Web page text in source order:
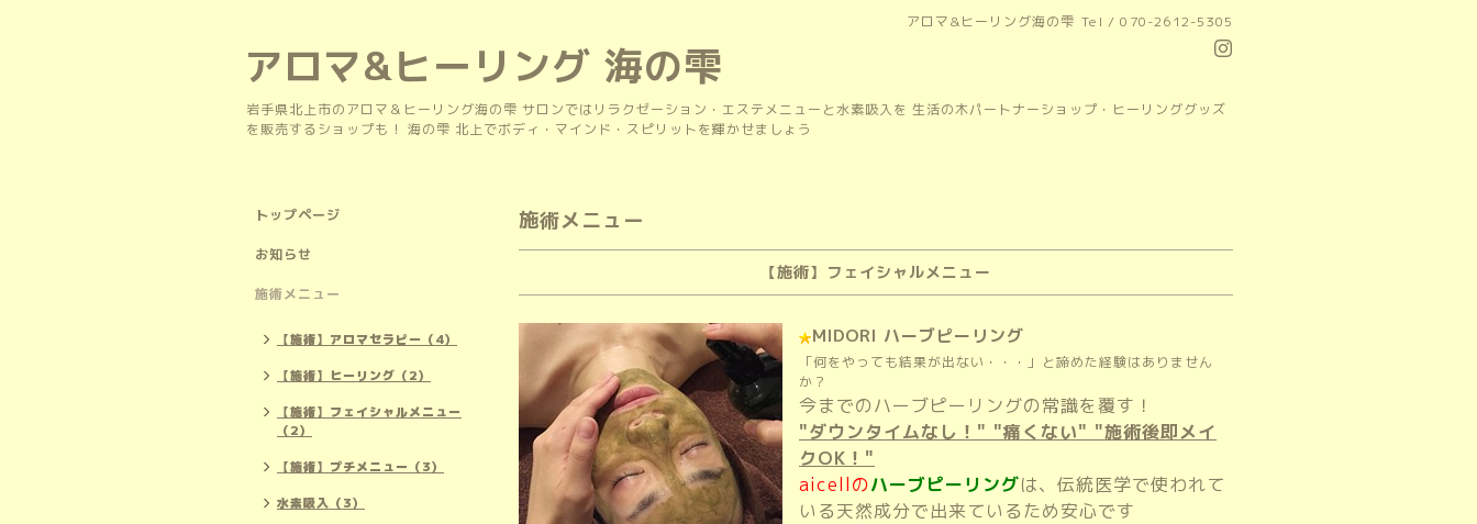
アロマ&ヒーリング海の雫 Tel / 070-2612-5305
アロマ&ヒーリング 海の雫
岩手県北上市のアロマ＆ヒーリング海の雫 サロンではリラクゼーション・エステメニューと水素吸入を 生活の木パートナーショップ・ヒーリンググッズ
を販売するショップも！ 海の雫 北上でボディ・マインド・スピリットを輝かせましょう
施術メニュー
【施術】フェイシャルメニュー
MIDORI ハーブピーリング
「何をやっても結果が出ない・・・」と諦めた経験はありません
か？
今までのハーブピーリングの常識を覆す！
"ダウンタイムなし！" "痛くない" "施術後即メイ
クOK！"
aicellのハーブピーリングは、伝統医学で使われて
いる天然成分で出来ているため安心です
トップページ
お知らせ
施術メニュー
【施術】アロマセラピー（4）
【施術】ヒーリング（2）
【施術】フェイシャルメニュー
（2）
【施術】プチメニュー（3）
水素吸入（3）